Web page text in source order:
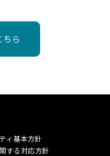
ちら
ィ基本方針
する対応方針